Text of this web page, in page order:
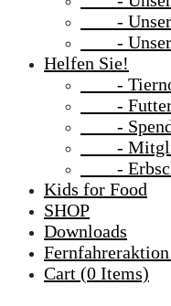
- Unser
- Unsere
Helfen Sie!
-
- Futter-/
-
-
-
Kids for Food
SHOP
Downloads
Cart (0 Items)